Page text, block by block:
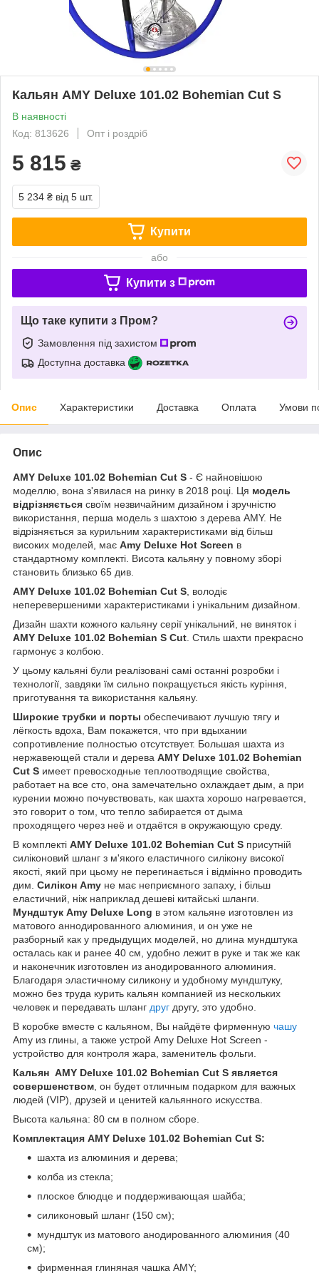
Кальян AMY Deluxe 101.02 Bohemian Cut S
В наявності
Код: 813626
Опт і роздріб
5 815 ₴
5 234 ₴ від 5 шт.
Купити
або
Купити з
Що таке купити з Пром?
Замовлення під захистом
Доступна доставка
Опис Характеристики Доставка Оплата Умови
Опис
AMY Deluxe 101.02 Bohemian Cut S - Є найновішою
моделлю, вона з'явилася на ринку в 2018 році. Ця модель
відрізняється своїм незвичайним дизайном і зручністю
використання, перша модель з шахтою з дерева AMY. Не
відрізняється за курильним характеристиками від більш
високих моделей, має Amy Deluxe Hot Screen в
стандартному комплекті. Висота кальяну у повному зборі
становить близько 65 див.
AMY Deluxe 101.02 Bohemian Cut S , володіє
неперевершеними характеристиками і унікальним дизайном.
Дизайн шахти кожного кальяну серії унікальний, не виняток і
AMY Deluxe 101.02 Bohemian S Cut . Стиль шахти прекрасно
гармонує з колбою.
У цьому кальяні були реалізовані самі останні розробки і
технології, завдяки їм сильно покращується якість куріння,
приготування та використання кальяну.
Широкие трубки и порты обеспечивают лучшую тягу и
лёгкость вдоха, Вам покажется, что при вдыхании
сопротивление полностью отсутствует. Большая шахта из
нержавеющей стали и дерева AMY Deluxe 101.02 Bohemian
Cut S имеет превосходные теплоотводящие свойства,
работает на все сто, она замечательно охлаждает дым, а при
курении можно почувствовать, как шахта хорошо нагревается,
это говорит о том, что тепло забирается от дыма
проходящего через неё и отдаётся в окружающую среду.
В комплекті AMY Deluxe 101.02 Bohemian Cut S присутній
силіконовий шланг з м'якого еластичного силікону високої
якості, який при цьому не перегинається і відмінно проводить
дим. Силікон Amy не має неприємного запаху, і більш
еластичний, ніж наприклад дешеві китайські шланги.
Мундштук Amy Deluxe Long в этом кальяне изготовлен из
матового аннодированного алюминия, и он уже не
разборный как у предыдущих моделей, но длина мундштука
осталась как и ранее 40 см, удобно лежит в руке и так же как
и наконечник изготовлен из анодированного алюминия.
Благодаря эластичному силикону и удобному мундштуку,
можно без труда курить кальян компанией из нескольких
человек и передавать шланг друг другу, это удобно.
В коробке вместе с кальяном, Вы найдёте фирменную чашу
Amy из глины, а также устрой Amy Deluxe Hot Screen -
устройство для контроля жара, заменитель фольги.
Кальян AMY Deluxe 101.02 Bohemian Cut S является
совершенством , он будет отличным подарком для важных
людей (VIP), друзей и ценитей кальянного искусства.
Высота кальяна: 80 см в полном сборе.
Комплектация AMY Deluxe 101.02 Bohemian Cut S:
шахта из алюминия и дерева;
колба из стекла;
плоское блюдце и поддерживающая шайба;
силиконовый шланг (150 см);
мундштук из матового анодированного алюминия (40
см);
фирменная глиняная чашка AMY;